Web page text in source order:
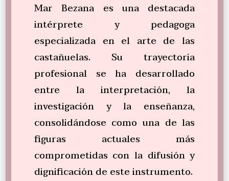
Mar Bezana es una destacada
intérprete y pedagoga
especializada en el arte de las
castañuelas. Su trayectoria
profesional se ha desarrollado
entre la interpretación, la
investigación y la enseñanza,
consolidándose como una de las
figuras actuales más
comprometidas con la difusión y
dignificación de este instrumento.